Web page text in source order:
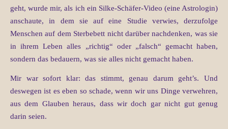
geht, wurde mir, als ich ein Silke-Schäfer-Video (eine Astrologin)
anschaute, in dem sie auf eine Studie verwies, derzufolge
Menschen auf dem Sterbebett nicht darüber nachdenken, was sie
in ihrem Leben alles „richtig“ oder „falsch“ gemacht haben,
sondern das bedauern, was sie alles nicht gemacht haben.
Mir war sofort klar: das stimmt, genau darum geht’s. Und
deswegen ist es eben so schade, wenn wir uns Dinge verwehren,
aus dem Glauben heraus, dass wir doch gar nicht gut genug
darin seien.